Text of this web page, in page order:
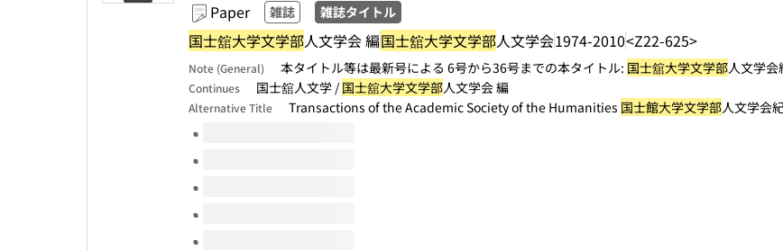
Paper 雑誌 雑誌タイトル
国士舘大学文学部人文学会 編国士舘大学文学部人文学会1974-2010<Z22-625>
Note (General) 本タイトル等は最新号による 6号から36号までの本タイトル: 国士舘大学文学部人文学会
Continues 国士舘人文学 /国士舘大学文学部人文学会 編
Alternative Title Transactions of the Academic Society of the Humanities 国士館大学文学部人文学会
Volumes of this title